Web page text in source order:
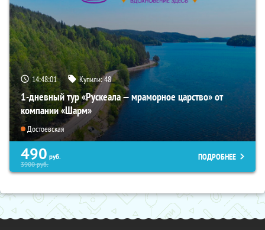
14:48:00 Купили:48
1-дневный тур «Рускеала — мраморное царство» от
компании «Шарм»
Достоевская
490 руб.
3900руб.
ПОДРОБНЕЕ